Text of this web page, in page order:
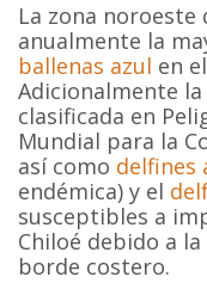
La zona noroeste
anualmente la
ballenas azul en
Adicionalmente la
clasificada en
Mundial para la
así como delfines
endémica) y el
susceptibles a
Chiloé debido a
borde costero.